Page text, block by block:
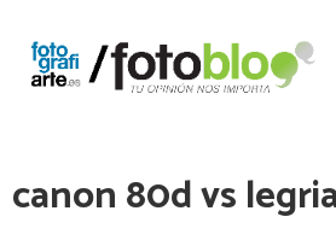
contentEl Blog de Fotografiarte
Blog de Fotografía y Vídeo con las
de consulta para plantear dudas a
de la fotografía.
canon 80d vs